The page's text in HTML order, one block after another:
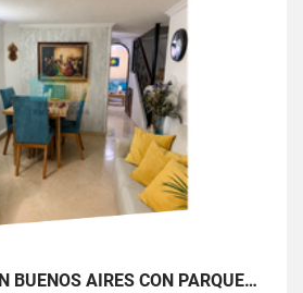
VENTA DE CASA EN BUENOS AIRES CON PARQUEADERO